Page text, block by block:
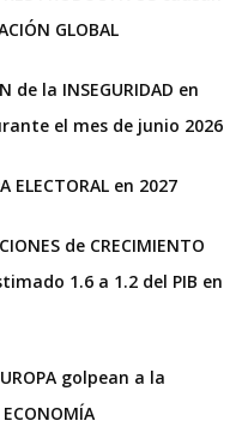
GLOBAL
de la INSEGURIDAD en
el mes de junio 2026
ELECTORAL en 2027
de CRECIMIENTO
1.6 a 1.2 del PIB en
golpean a la